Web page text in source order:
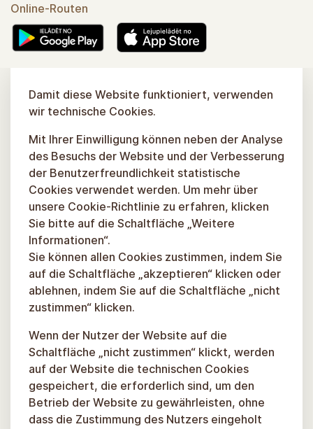
Online-Routen
Damit diese Website funktioniert, verwenden
wir technische Cookies.
Mit Ihrer Einwilligung können neben der Analyse
des Besuchs der Website und der Verbesserung
der Benutzerfreundlichkeit statistische
Cookies verwendet werden. Um mehr über
unsere Cookie-Richtlinie zu erfahren, klicken
Sie bitte auf die Schaltfläche „Weitere
Informationen“.
Sie können allen Cookies zustimmen, indem Sie
auf die Schaltfläche „akzeptieren“ klicken oder
ablehnen, indem Sie auf die Schaltfläche „nicht
zustimmen“ klicken.
Wenn der Nutzer der Website auf die
Schaltfläche „nicht zustimmen“ klickt, werden
auf der Website die technischen Cookies
gespeichert, die erforderlich sind, um den
Betrieb der Website zu gewährleisten, ohne
dass die Zustimmung des Nutzers eingeholt